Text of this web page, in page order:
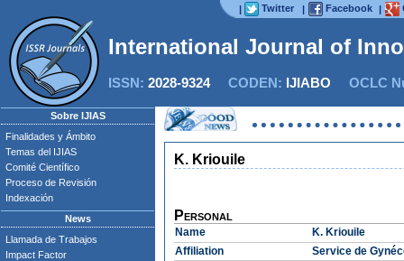
| Twitter | Facebook |
International Journal of
ISSN: 2028-9324CODEN: IJIABO OCLC
Sobre IJIAS
Finalidades y Ámbito
Temas del IJIAS
Comité Científico
Proceso de Revisión
Indexación
News
Llamada de Trabajos
Impact Factor
K. Kriouile
Personal
Name
K. Kriouile
Affiliation
Service de